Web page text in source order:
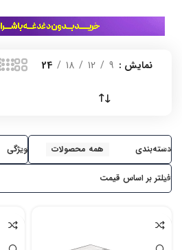
نمایش 9
12
18
24
دسته‌بندی همه محصولات ویژگی
فیلتر بر اساس قیمت